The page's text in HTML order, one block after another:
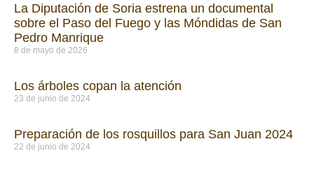
La Diputación de Soria estrena un documental
sobre el Paso del Fuego y las Móndidas de San
Pedro Manrique
8 de mayo de 2026
Los árboles copan la atención
23 de junio de 2024
Preparación de los rosquillos para San Juan 2024
22 de junio de 2024